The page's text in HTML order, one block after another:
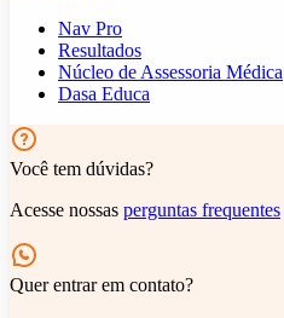
Nav Pro
Resultados
Núcleo de Assessoria Médica
Dasa Educa
Você tem dúvidas?
Acesse nossas perguntas frequentes
Quer entrar em contato?